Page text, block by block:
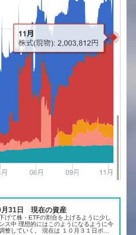
月31日 現在の資産
げて株・ETFの割合を上げるように少し
ス中 理想的にはこのようになるように今
整していく。 現在は １０月３１日ポー